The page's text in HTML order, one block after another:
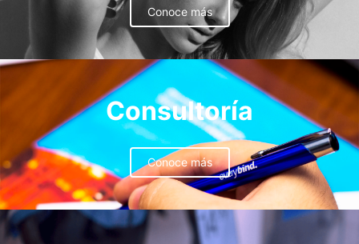
Conoce más
Consultoría
Conoce más